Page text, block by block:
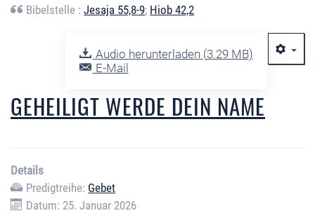
Bibelstelle :Jesaja 55,8-9; Hiob 42,2
Audio herunterladen (3.29 MB)
E-Mail
GEHEILIGT WERDE DEIN NAME
Details
Predigtreihe: Gebet
Datum: 25. Januar 2026